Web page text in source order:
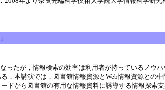
たが，情報検索の効率は利用者が持っているノウ
．本講演では，図書館情報資源とWeb情報資源との
ドから図書館の有用な情報資料に誘導する情報探索